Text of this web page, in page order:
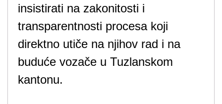
insistirati na zakonitosti i
transparentnosti procesa koji
direktno utiče na njihov rad i na
buduće vozače u Tuzlanskom
kantonu.